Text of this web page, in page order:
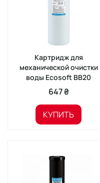
Картридж для
механической очистки
воды Ecosoft BB20
647 ₴
КУПИТЬ